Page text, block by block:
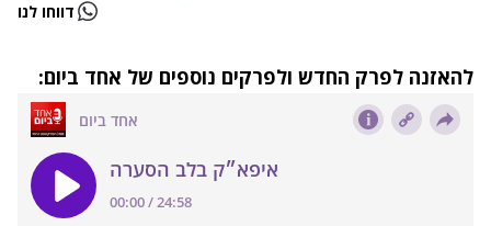
דווחו לנו
להאזנה לפרק החדש ולפרקים נוספים של אחד ביום: